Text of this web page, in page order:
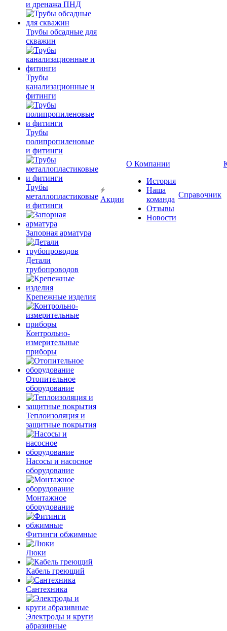
и дренажа ПНД
Трубы обсадные для
скважин
Трубы
канализационные и
фитинги
Трубы
полипропиленовые
и фитинги
Трубы
металлопластиковые
и фитинги
Запорная арматура
Детали
трубопроводов
Крепежные изделия
Контрольно-
измерительные
приборы
Отопительное
оборудование
Теплоизоляция и
защитные покрытия
Насосы и насосное
оборудование
Монтажное
оборудование
Фитинги обжимные
Люки
Кабель греющий
Сантехника
Электроды и круги
абразивные
Акции
О Компании
История
Наша
команда
Отзывы
Новости
Справочник